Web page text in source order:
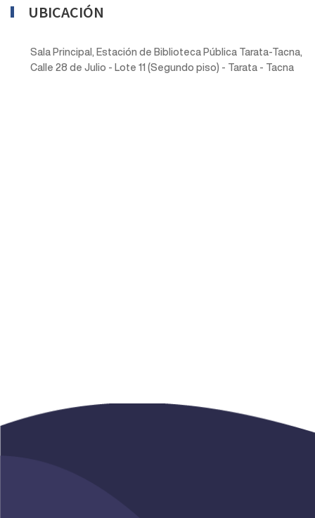
UBICACIÓN
Sala Principal, Estación de Biblioteca Pública Tarata-Tacna,
Calle 28 de Julio - Lote 11 (Segundo piso) - Tarata - Tacna